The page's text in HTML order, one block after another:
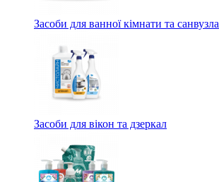
Засоби для ванної кімнати та санвузла
Засоби для вікон та дзеркал